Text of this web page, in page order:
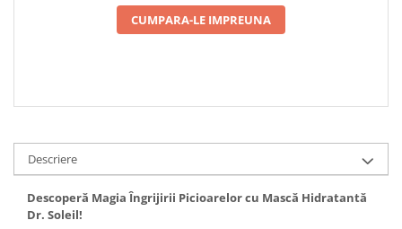
CUMPARA-LE IMPREUNA
Descriere
Descoperă Magia Îngrijirii Picioarelor cu Mască Hidratantă
Dr. Soleil!